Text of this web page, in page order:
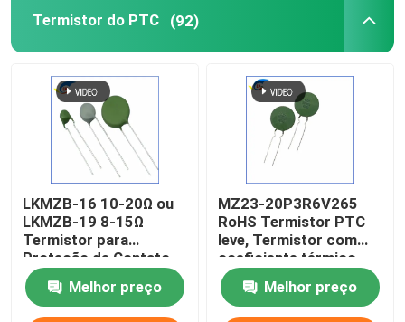
Fusível de automóvel
Fusível de superfície da montagem
Fusível térmico da interrupção
Fusível de cartucho em miniatura
Protector contra sobrecarga térmica
Termistor do PTC (92)
LKMZB-16 10-20Ω ou
LKMZB-19 8-15Ω
Termistor para
Proteção de Contato
de Relé Tipo PTC
Termistor multiuso
resistente ao calor
Melhor preço
MZ23-20P3R6V265
RoHS Termistor PTC
leve, Termistor com
coeficiente térmico
positivo estável para
proteção contra
sobrecorrência
Melhor preço